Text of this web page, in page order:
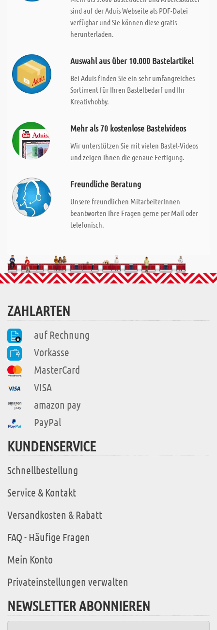
sind auf der Aduis Webseite als PDF-Datei
verfügbar und Sie können diese gratis
herunterladen.
Auswahl aus über 10.000 Bastelartikel
Bei Aduis finden Sie ein sehr umfangreiches
Sortiment für Ihren Bastelbedarf und Ihr
Kreativhobby.
Mehr als 70 kostenlose Bastelvideos
Wir unterstützen Sie mit vielen Bastel-Videos
und zeigen Ihnen die genaue Fertigung.
Freundliche Beratung
Unsere freundlichen MitarbeiterInnen
beantworten Ihre Fragen gerne per Mail oder
telefonisch.
ZAHLARTEN
auf Rechnung
Vorkasse
MasterCard
VISA
amazon pay
PayPal
KUNDENSERVICE
Schnellbestellung
Service & Kontakt
Versandkosten & Rabatt
FAQ - Häufige Fragen
Mein Konto
Privateinstellungen verwalten
NEWSLETTER ABONNIEREN